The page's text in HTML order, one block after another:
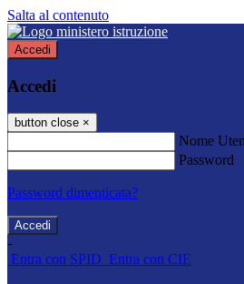
Salta al contenuto
Accedi
Accedi
button close ×
Nome
Password
Password dimenticata?
-
Entra con SPID Entra con CIE